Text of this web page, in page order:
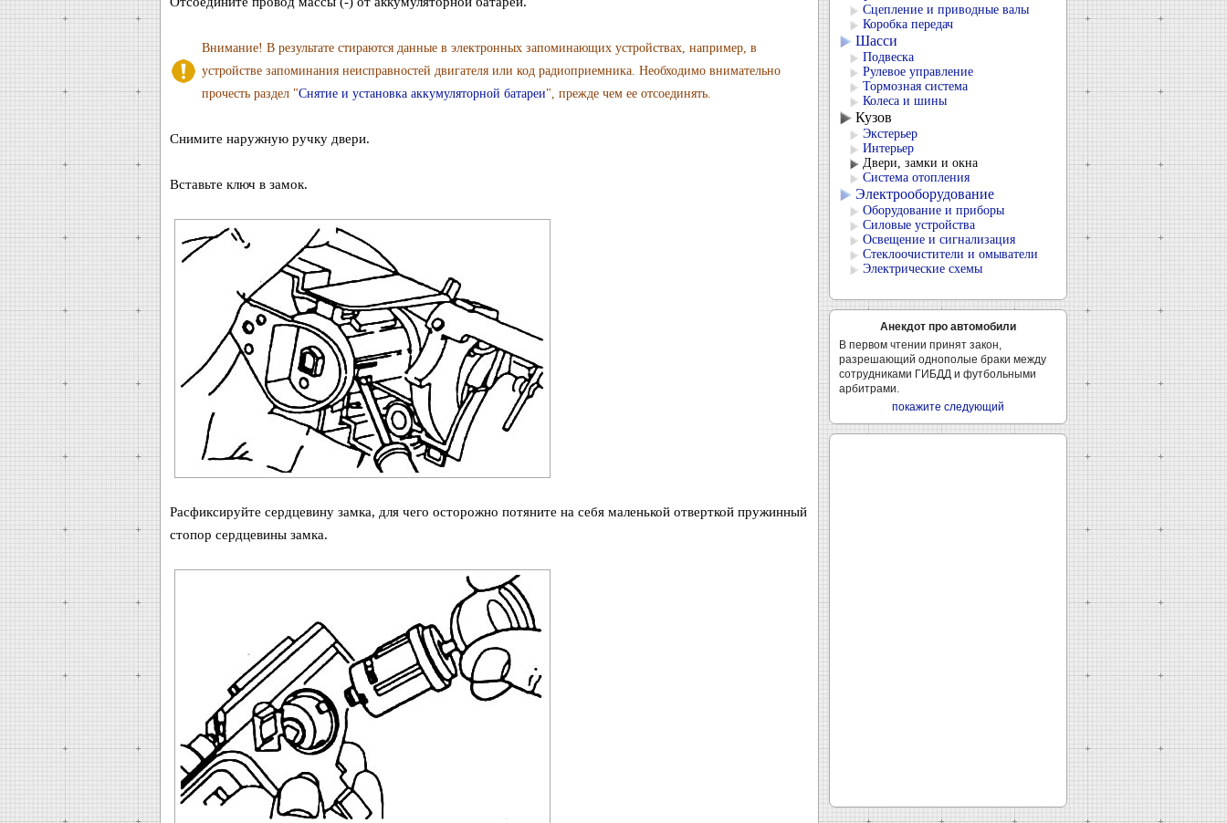
Внимание! В результате стираются данные в электронных запоминающих устройствах, например, в
устройстве запоминания неисправностей двигателя или код радиоприемника. Необходимо внимательно
прочесть раздел "Снятие и установка аккумуляторной батареи", прежде чем ее отсоединять.
Снимите наружную ручку двери.
Вставьте ключ в замок.
Расфиксируйте сердцевину замка, для чего осторожно потяните на себя маленькой отверткой пружинный
стопор сердцевины замка.
Сцепление и приводные валы
Коробка передач
Шасси
Подвеска
Рулевое управление
Тормозная система
Колеса и шины
Кузов
Экстерьер
Интерьер
Двери, замки и окна
Система отопления
Электрооборудование
Оборудование и приборы
Силовые устройства
Освещение и сигнализация
Стеклоочистители и омыватели
Электрические схемы
Анекдот про автомобили
В первом чтении принят закон,
разрешающий однополые браки между
сотрудниками ГИБДД и футбольными
арбитрами.
покажите следующий